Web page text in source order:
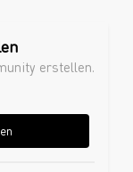
erstellen.